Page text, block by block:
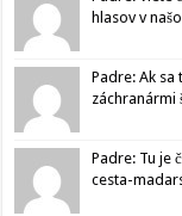
hlasov v
Padre: Ak
záchranármi
Padre: Tu je
cesta-